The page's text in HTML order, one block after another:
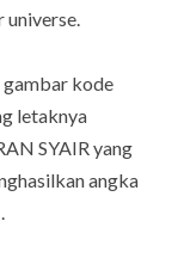
universe.
gambar kode
letaknya
SYAIR yang
angka